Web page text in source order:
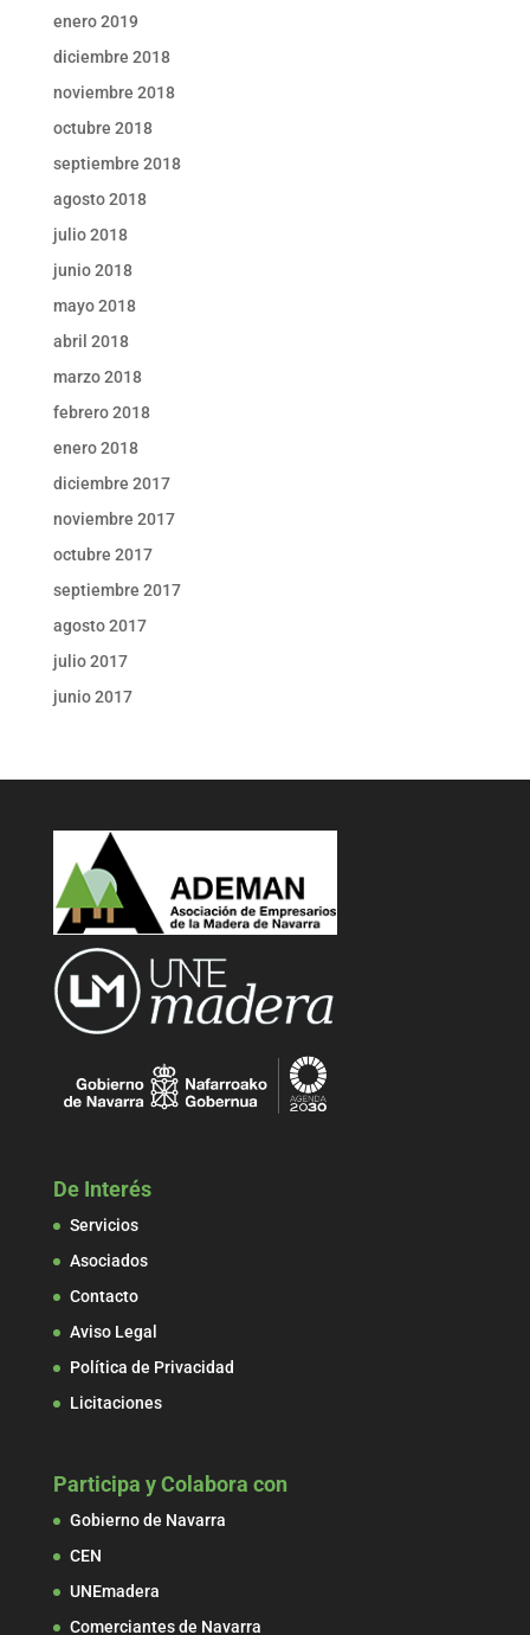
enero 2019
diciembre 2018
noviembre 2018
octubre 2018
septiembre 2018
agosto 2018
julio 2018
junio 2018
mayo 2018
abril 2018
marzo 2018
febrero 2018
enero 2018
diciembre 2017
noviembre 2017
octubre 2017
septiembre 2017
agosto 2017
julio 2017
junio 2017
De Interés
Servicios
Asociados
Contacto
Aviso Legal
Política de Privacidad
Licitaciones
Participa y Colabora con
Gobierno de Navarra
CEN
UNEmadera
Comerciantes de Navarra